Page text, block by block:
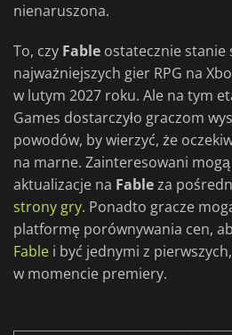
nienaruszona.
To, czy Fable ostatecznie stanie
najważniejszych gier RPG na
w lutym 2027 roku. Ale na tym
Games dostarczyło graczom
powodów, by wierzyć, że
na marne. Zainteresowani
aktualizacje na Fableza
strony gry. Ponadto gracze
platformę porównywania cen,
Fable i być jednymi z
w momencie premiery.